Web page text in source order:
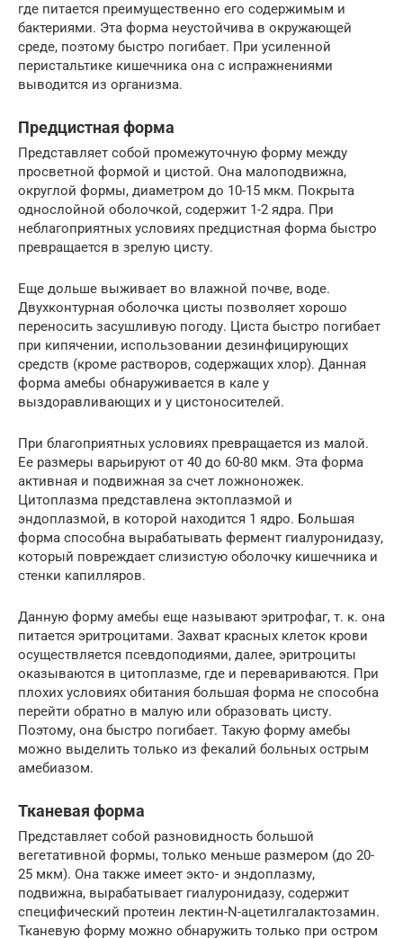
где питается преимущественно его содержимым и
бактериями. Эта форма неустойчива в окружающей
среде, поэтому быстро погибает. При усиленной
перистальтике кишечника она с испражнениями
выводится из организма.
Предцистная форма
Представляет собой промежуточную форму между
просветной формой и цистой. Она малоподвижна,
округлой формы, диаметром до 10-15 мкм. Покрыта
однослойной оболочкой, содержит 1-2 ядра. При
неблагоприятных условиях предцистная форма быстро
превращается в зрелую цисту.
Еще дольше выживает во влажной почве, воде.
Двухконтурная оболочка цисты позволяет хорошо
переносить засушливую погоду. Циста быстро погибает
при кипячении, использовании дезинфицирующих
средств (кроме растворов, содержащих хлор). Данная
форма амебы обнаруживается в кале у
выздоравливающих и у цистоносителей.
При благоприятных условиях превращается из малой.
Ее размеры варьируют от 40 до 60-80 мкм. Эта форма
активная и подвижная за счет ложноножек.
Цитоплазма представлена эктоплазмой и
эндоплазмой, в которой находится 1 ядро. Большая
форма способна вырабатывать фермент гиалуронидазу,
который повреждает слизистую оболочку кишечника и
стенки капилляров.
Данную форму амебы еще называют эритрофаг, т. к. она
питается эритроцитами. Захват красных клеток крови
осуществляется псевдоподиями, далее, эритроциты
оказываются в цитоплазме, где и перевариваются. При
плохих условиях обитания большая форма не способна
перейти обратно в малую или образовать цисту.
Поэтому, она быстро погибает. Такую форму амебы
можно выделить только из фекалий больных острым
амебиазом.
Тканевая форма
Представляет собой разновидность большой
вегетативной формы, только меньше размером (до 20-
25 мкм). Она также имеет экто- и эндоплазму,
подвижна, вырабатывает гиалуронидазу, содержит
специфический протеин лектин-N-ацетилгалактозамин.
Тканевую форму можно обнаружить только при остром